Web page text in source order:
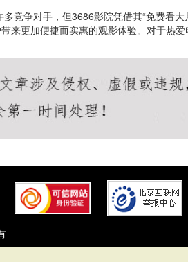
竞争对手，但3686影院凭借其“免费看
来更加便捷而实惠的观影体验。对于热